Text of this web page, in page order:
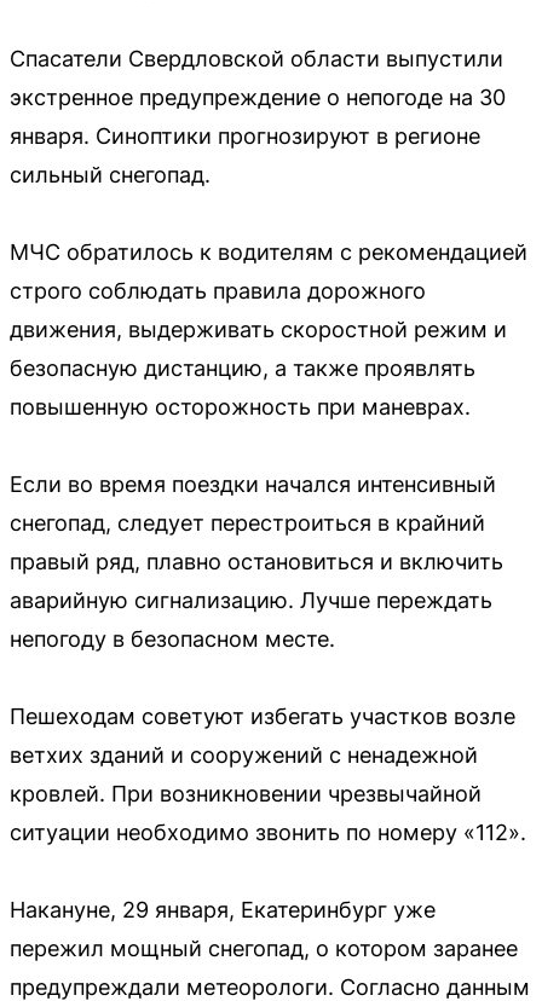
Спасатели Свердловской области выпустили
экстренное предупреждение о непогоде на 30
января. Синоптики прогнозируют в регионе
сильный снегопад.
МЧС обратилось к водителям с рекомендацией
строго соблюдать правила дорожного
движения, выдерживать скоростной режим и
безопасную дистанцию, а также проявлять
повышенную осторожность при маневрах.
Если во время поездки начался интенсивный
снегопад, следует перестроиться в крайний
правый ряд, плавно остановиться и включить
аварийную сигнализацию. Лучше переждать
непогоду в безопасном месте.
Пешеходам советуют избегать участков возле
ветхих зданий и сооружений с ненадежной
кровлей. При возникновении чрезвычайной
ситуации необходимо звонить по номеру «112».
Накануне, 29 января, Екатеринбург уже
пережил мощный снегопад, о котором заранее
предупреждали метеорологи. Согласно данным